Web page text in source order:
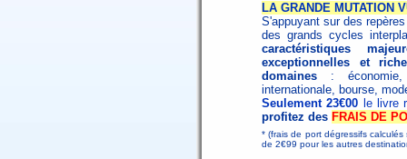
LA GRANDE MUTATION
S'appuyant sur des
des grands cycles
caractéristiques
exceptionnelles et
domaines : économie,
internationale, bourse,
Seulement 23€00 le livre
profitez des FRAIS DE
* (frais de port dégressifs
de 2€99 pour les autres